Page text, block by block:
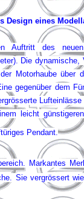
Design eines
Auftritt des
Die
Motorhaube
gegenüber dem
leicht
Pendant.
Markantes
Sie vergrössert